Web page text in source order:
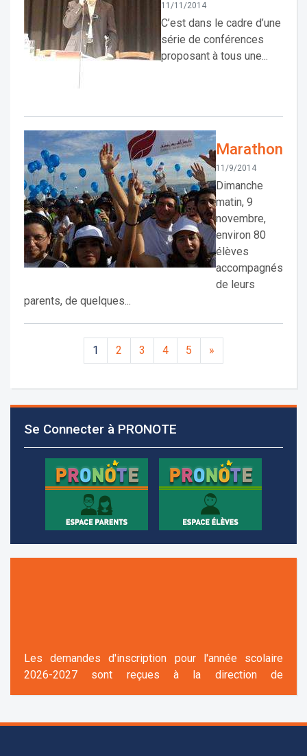
11/11/2014
C’est dans le cadre d’une
série de conférences
proposant à tous une...
Marathon
11/9/2014
Dimanche
matin, 9
novembre,
environ 80
élèves
accompagnés
de leurs
parents, de quelques...
1 2 3 4 5 »
Se Connecter à PRONOTE
l'établissement selon des rendez-vous fixés à
l’avance.
+961 25 601 171
+961 25 601 172
+961 3 669 641
2026-2027 sont reçues à la direction de
l'établissement selon des rendez-vous fixés à